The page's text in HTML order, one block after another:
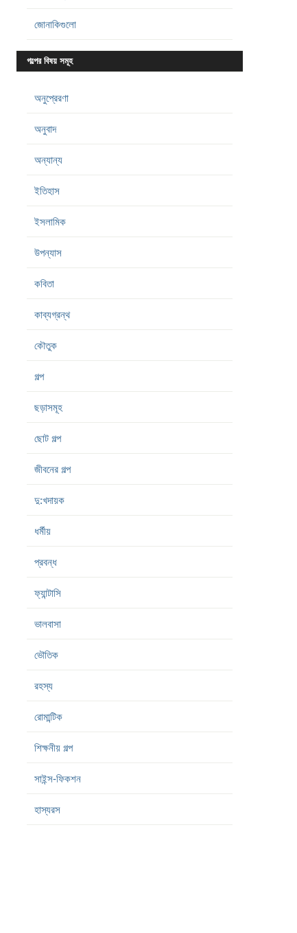
জোনাকিগুলো
গল্পের বিষয় সমূহ
অনুপ্রেরণা
অনুবাদ
অন্যান্য
ইতিহাস
ইসলামিক
উপন্যাস
কবিতা
কাব্যগ্রন্থ
কৌতুক
গল্প
ছড়াসমূহ
ছোট গল্প
জীবনের গল্প
দু:খদায়ক
ধর্মীয়
প্রবন্ধ
ফ্যান্টাসি
ভালবাসা
ভৌতিক
রহস্য
রোমান্টিক
শিক্ষনীয় গল্প
সাইন্স-ফিকশন
হাস্যরস